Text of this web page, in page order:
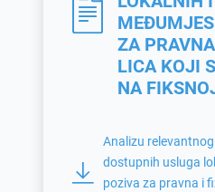
ZA
LICA KOJI
NA
Analizu
dostupnih usluga
poziva za pravna i